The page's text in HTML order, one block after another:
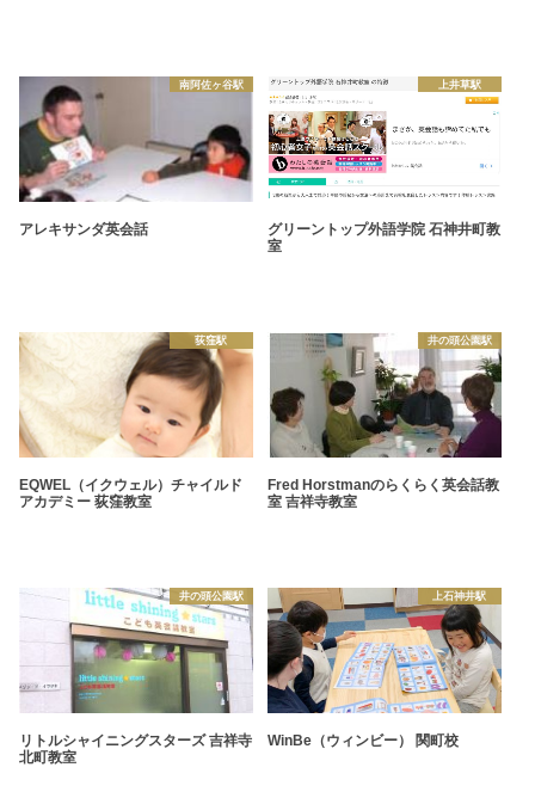
南阿佐ヶ谷駅
アレキサンダ英会話
上井草駅
グリーントップ外語学院 石神井町教
室
荻窪駅
EQWEL（イクウェル）チャイルド
アカデミー 荻窪教室
井の頭公園駅
Fred Horstmanのらくらく英会話教
室 吉祥寺教室
井の頭公園駅
リトルシャイニングスターズ 吉祥寺
北町教室
上石神井駅
WinBe（ウィンビー） 関町校